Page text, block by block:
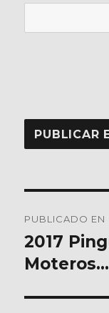
de
entradas
PUBLICADO EN
2017